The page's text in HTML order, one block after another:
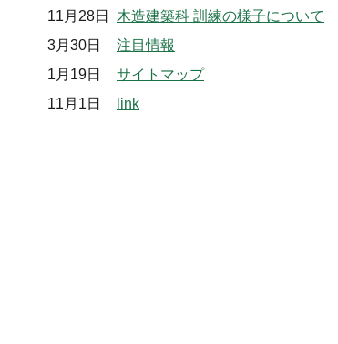
11月28日
木造建築科 訓練の様子について
3月30日
注目情報
1月19日
サイトマップ
11月1日
link